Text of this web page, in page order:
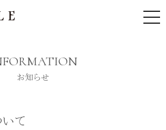
お知らせ
て